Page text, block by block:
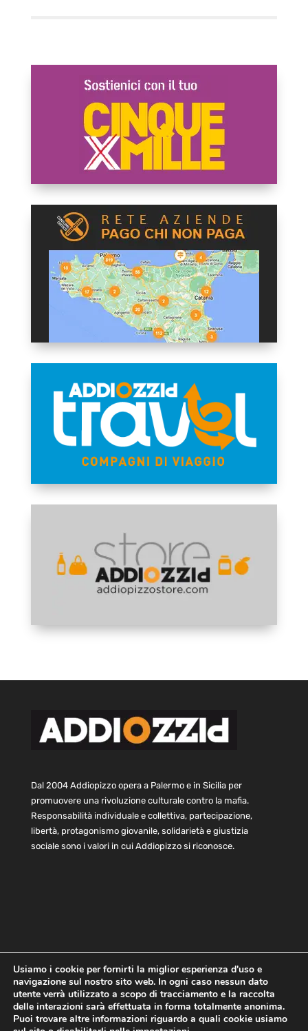
Dal 2004 Addiopizzo opera a Palermo e in Sicilia per
promuovere una rivoluzione culturale contro la mafia.
Responsabilità individuale e collettiva, partecipazione,
libertà, protagonismo giovanile, solidarietà e giustizia
sociale sono i valori in cui Addiopizzo si riconosce.
Home Statuto e bilancio
Contatti
Privacy
Cookie Child Protection Policy
Usiamo i cookie per fornirti la miglior esperienza d'uso e
navigazione sul nostro sito web. In ogni caso nessun dato
utente verrà utilizzato a scopo di tracciamento e la raccolta
delle interazioni sarà effettuata in forma totalmente anonima.
Puoi trovare altre informazioni riguardo a quali cookie usiamo